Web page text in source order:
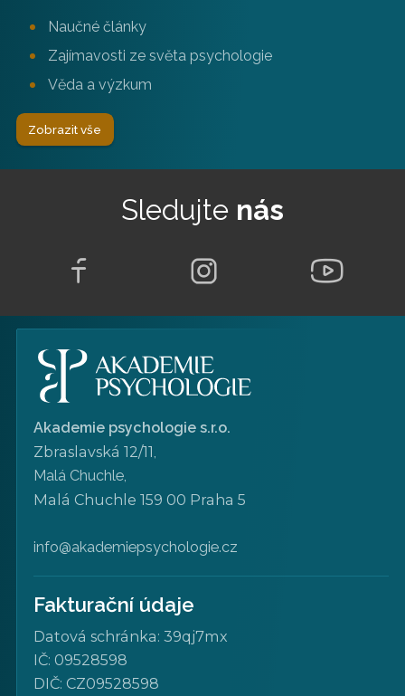
Naučné články
Zajímavosti ze světa psychologie
Věda a výzkum
Zobrazit vše
Proč ženy čelí vyššímu riziku
Ženy tvoří bezmála dvě třetiny všech pacientů
s Alzheimerovou chorobou a vědci dlouho
Nová přelomová studie z…
Číst více
Malá skupina neuronů v amygdale
může významně ovlivňovat úzkost i…
08.06.2026|Délka čtení:
Sledujte nás
Akademie psychologie s.r.o.
Zbraslavská 12/11,
Malá Chuchle,
Malá Chuchle 159 00 Praha 5
info@akademiepsychologie.cz
Fakturační údaje
Datová schránka: 39qj7mx
IČ: 09528598
DIČ: CZ09528598